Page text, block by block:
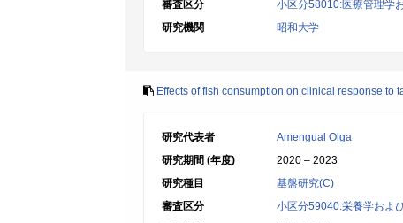
審査区分
小区分58010:医療管理学
研究機関
昭和大学
Effects of fish consumption on clinical response
研究代表者
Amengual Olga
研究期間 (年度)
2020 – 2023
研究種目
基盤研究(C)
審査区分
小区分59040:栄養学およ